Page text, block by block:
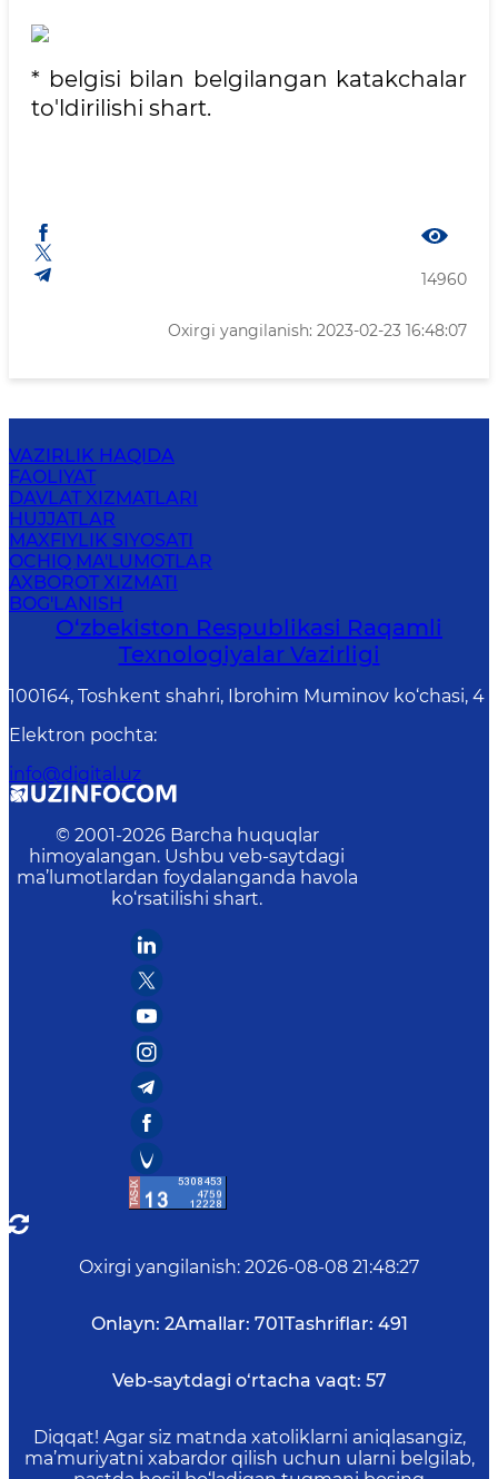
* belgisi bilan belgilangan katakchalar
to'ldirilishi shart.
14960
Oxirgi yangilanish: 2023-02-23 16:48:07
VAZIRLIK HAQIDA
FAOLIYAT
DAVLAT XIZMATLARI
HUJJATLAR
MAXFIYLIK SIYOSATI
OCHIQ MA'LUMOTLAR
AXBOROT XIZMATI
BOG'LANISH
O‘zbekiston Respublikasi Raqamli
Texnologiyalar Vazirligi
100164, Toshkent shahri, Ibrohim Muminov ko‘chasi, 4
Elektron pochta:
info@digital.uz
© 2001-2026 Barcha huquqlar
himoyalangan. Ushbu veb-saytdagi
ma’lumotlardan foydalanganda havola
ko‘rsatilishi shart.
Oxirgi yangilanish: 2026-08-08 21:48:27
Onlayn: 2Amallar: 701Tashriflar: 491
Veb-saytdagi o‘rtacha vaqt: 57
Diqqat! Agar siz matnda xatoliklarni aniqlasangiz,
ma’muriyatni xabardor qilish uchun ularni belgilab,